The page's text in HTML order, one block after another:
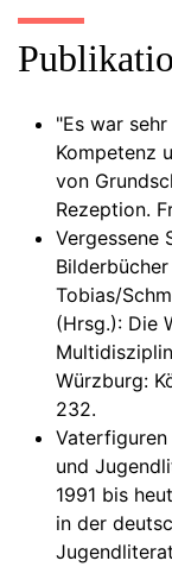
"Es war
Kompetenz
von
Rezeption.
Vergessene
Tobias/
(Hrsg.): Die
Würzburg:
232.
und
1991 bis
in der